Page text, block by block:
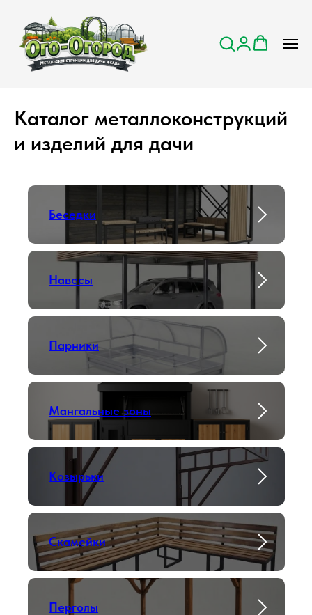
Каталог металлоконструкций
и изделий для дачи
Беседки
Навесы
Парники
Мангальные зоны
Козырьки
Скамейки
Перголы